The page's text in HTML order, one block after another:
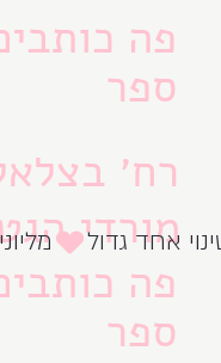
פה
ספר
רח׳ בצלאל 57, רמת
מורדי
פה
ספר